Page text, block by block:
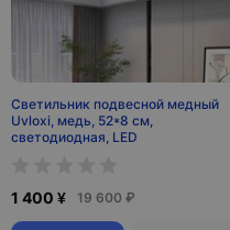
Светильник подвесной медный
Uvloxi, медь, 52*8 см,
светодиодная, LED
1 400 ¥ 19 600 ₽